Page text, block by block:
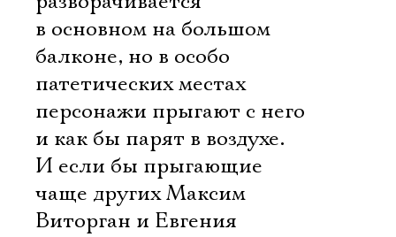
в основном на большом
балконе, но в особо
патетических местах
персонажи прыгают с него
и как бы парят в воздухе.
И если бы прыгающие
чаще других Максим
Виторган и Евгения